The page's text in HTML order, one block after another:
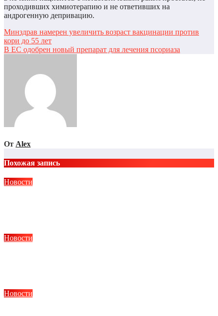
проходивших химиотерапию и не ответивших на
андрогенную депривацию.
Навигация
по
Минздрав намерен увеличить возраст вакцинации против
кори до 55 лет
В ЕС одобрен новый препарат для лечения псориаза
От Alex
Похожая запись
Новости
Новости
Новости